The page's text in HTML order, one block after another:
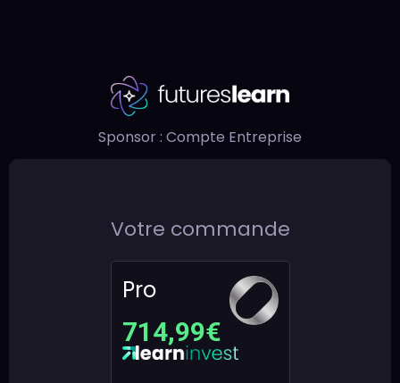
Sponsor : Compte Entreprise
Votre commande
Pro
714,99€